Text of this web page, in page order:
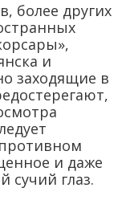
более других
и
заходящие в
и даже
сучий глаз.